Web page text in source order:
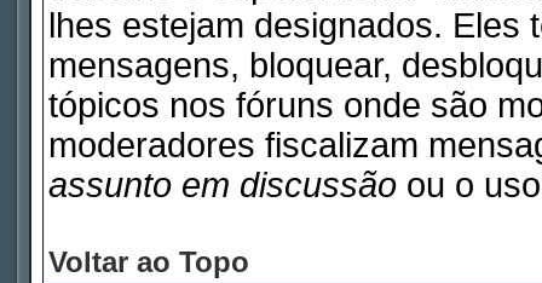
lhes estejam designados. Eles
mensagens, bloquear,
tópicos nos fóruns onde são
moderadores fiscalizam
assunto em discussão ou o
Voltar ao Topo